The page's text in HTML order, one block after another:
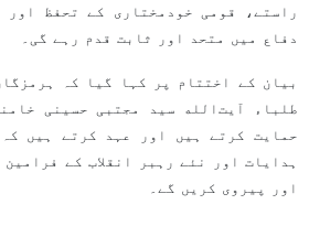
راستے، قومی خودمختاری کے تحفظ
دفاع میں متحد اور ثابت قدم رہے گی۔
بیان کے اختتام پر کہا گیا کہ
طلباء آیت‌الله سید مجتبی حسینی
حمایت کرتے ہیں اور عہد کرتے ہیں کہ
ہدایات اور نئے رہبر انقلاب کے
اور پیروی کریں گے۔